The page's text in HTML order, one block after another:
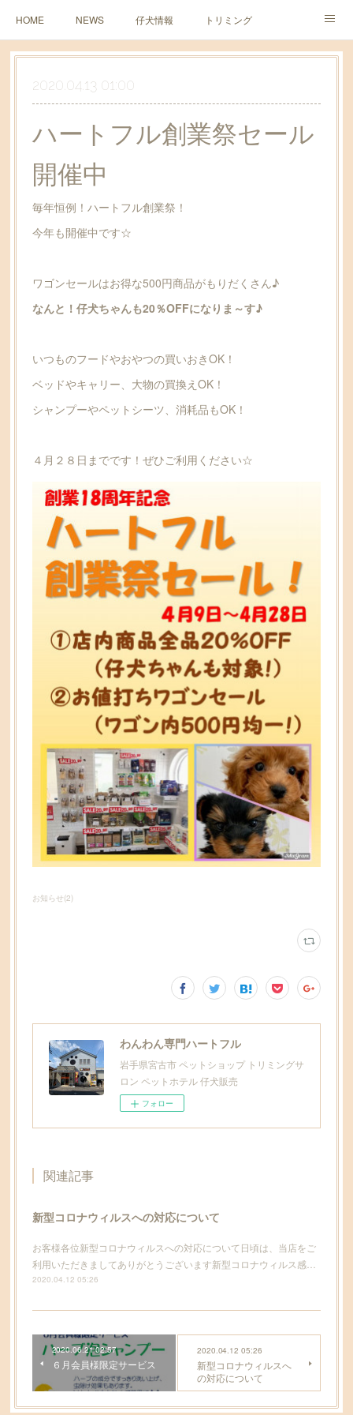
HOME NEWS 仔犬情報 トリミング
ペットホテル
2020.04.13 01:00
ハートフル創業祭セール
開催中
毎年恒例！ハートフル創業祭！
今年も開催中です☆
ワゴンセールはお得な500円商品がもりだくさん♪
なんと！仔犬ちゃんも20％OFFになりま～す♪
いつものフードやおやつの買いおきOK！
ベッドやキャリー、大物の買換えOK！
シャンプーやペットシーツ、消耗品もOK！
４月２８日までです！ぜひご利用ください☆
お知らせ(2)
わんわん専門ハートフル
岩手県宮古市 ペットショップ トリミングサ
ロン ペットホテル 仔犬販売
フォロー
関連記事
新型コロナウィルスへの対応について
お客様各位新型コロナウィルスへの対応について日頃は、当店をご
利用いただきましてありがとうございます新型コロナウィルス感…
2020.04.12 05:26
2020.06.21 02:57
６月会員様限定サービス
2020.04.12 05:26
新型コロナウィルスへ
の対応について